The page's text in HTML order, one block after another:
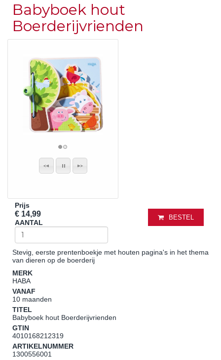
Babyboek hout
Boerderijvrienden
Prijs
€ 14,99
AANTAL
BESTEL
Stevig, eerste prentenboekje met houten pagina's in het thema
van dieren op de boerderij
MERK
HABA
VANAF
10 maanden
TITEL
Babyboek hout Boerderijvrienden
GTIN
4010168212319
ARTIKELNUMMER
1300556001